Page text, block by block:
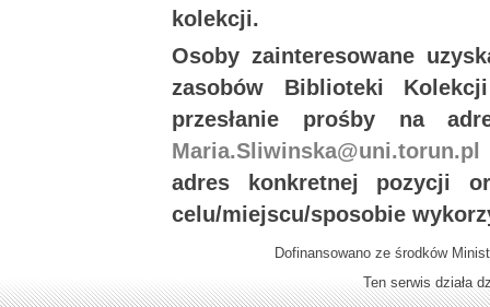
kolekcji.
Osoby zainteresowane
zasobów Biblioteki
przesłanie prośby na
Maria.Sliwinska@uni.torun.pl
adres konkretnej pozycji
celu/miejscu/sposobie
Dofinansowano ze środków
Ten serwis działa